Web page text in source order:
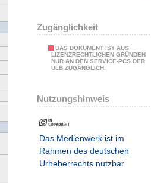
Zugänglichkeit
DAS DOKUMENT IST AUS
LIZENZRECHTLICHEN GRÜNDEN
NUR AN DEN SERVICE-PCS DER
ULB ZUGÄNGLICH.
Nutzungshinweis
Das Medienwerk ist im
Rahmen des deutschen
Urheberrechts nutzbar.